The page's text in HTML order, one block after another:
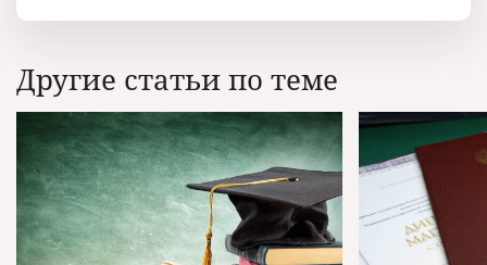
Другие статьи по теме